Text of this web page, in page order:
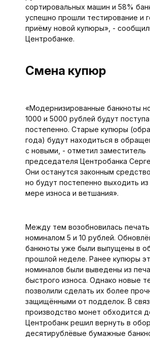
сортировальных машин и 58%
успешно прошли тестирование и
приёму новой купюры», -
Центробанке.
Смена купюр
«Модернизированные банкноты
1000 и 5000 рублей будут
постепенно. Старые купюры
года) будут находиться в
с новыми, - отметил заместитель
председателя Цент­робанка
Они останутся законным
но будут постепенно выходить
мере износа и ветшания».
Между тем возобновилась
номиналом 5 и 10 рублей.
банкноты уже были выпущены в
прошлой неделе. Ранее купюры
номиналов были выведены из
быстрого износа. Однако новые
позволили сделать их более
защищёнными от подделок. В
производство монет обходится
Центробанк решил вернуть в
десятирублёвые бумажные